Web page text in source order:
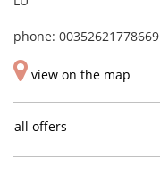
phone: 00352621778669
view on the map
all offers